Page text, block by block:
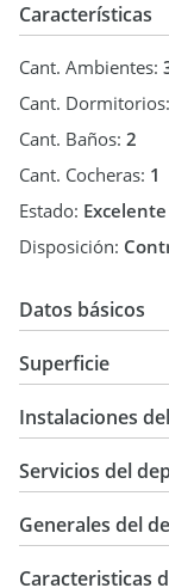
Características
Cant. Ambientes:
Cant. Dormitorios:
Cant. Baños: 2
Cant. Cocheras: 1
Estado: Excelente
Disposición:
Datos básicos
USD
Superficie
80 m2
Instalaciones
Servicios del
Generales del
Caracteristicas